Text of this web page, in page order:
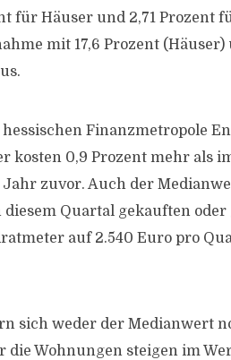
für Häuser und 2,71 Prozent
mit 17,6 Prozent (Häuser)
Finanzmetropole
kosten 0,9 Prozent mehr als
Jahr zuvor. Auch der
Quartal gekauften oder
auf 2.540 Euro pro
sich weder der Medianwert
Wohnungen steigen im